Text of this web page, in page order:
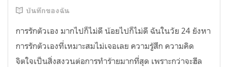
บันทึกของฉัน
การรักตัวเอง มากไปก็ไม่ดี น้อยไปก็ไม่ดี ฉันในวัย 24 ยังหา
การรักตัวเองที่เหมาะสมไม่เจอเลย ความรู้สึก ความคิด
จิตใจเป็นสิ่งสงวนต่อการทำร้ายมากที่สุด เพราะกว่าจะฮีล